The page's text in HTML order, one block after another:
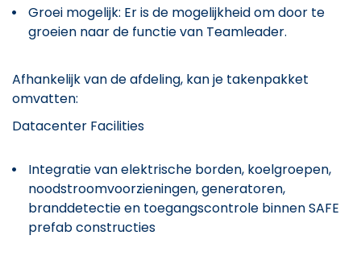
Groei mogelijk: Er is de mogelijkheid om door te
groeien naar de functie van Teamleader.
Afhankelijk van de afdeling, kan je takenpakket
omvatten:
Datacenter Facilities
Integratie van elektrische borden, koelgroepen,
noodstroomvoorzieningen, generatoren,
branddetectie en toegangscontrole binnen SAFE
prefab constructies